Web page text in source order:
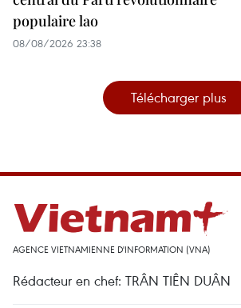
populaire lao
08/08/2026 23:38
Télécharger plus
AGENCE VIETNAMIENNE D'INFORMATION (VNA)
Rédacteur en chef: TRÂN TIÊN DUÂN